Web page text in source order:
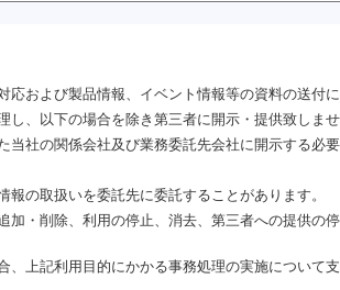
および製品情報、イベント情報等の資料の送付
、以下の場合を除き第三者に開示・提供致しませ
社の関係会社及び業務委託先会社に開示する必
の取扱いを委託先に委託することがあります。
・削除、利用の停止、消去、第三者への提供の
上記利用目的にかかる事務処理の実施について